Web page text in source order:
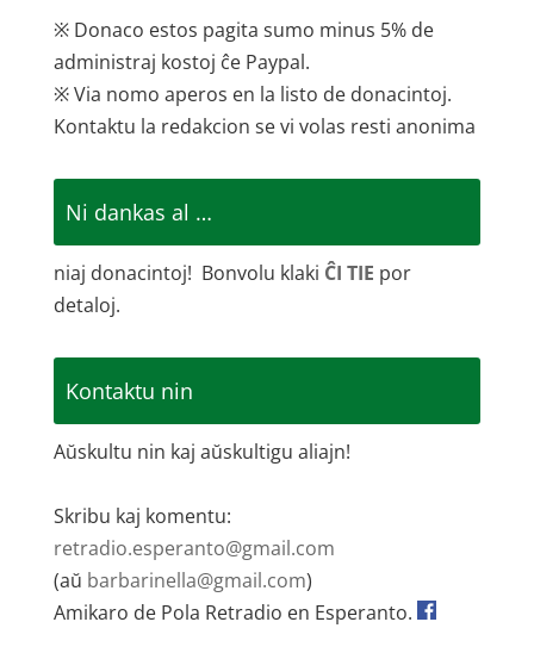
※ Donaco estos pagita sumo minus 5% de
administraj kostoj ĉe Paypal.
※ Via nomo aperos en la listo de donacintoj.
Kontaktu la redakcion se vi volas resti anonima
Ni dankas al …
niaj donacintoj! Bonvolu klaki ĈI TIE por
detaloj.
Kontaktu nin
Aŭskultu nin kaj aŭskultigu aliajn!
Skribu kaj komentu:
retradio.esperanto@gmail.com
(aŭ barbarinella@gmail.com)
Amikaro de Pola Retradio en Esperanto.